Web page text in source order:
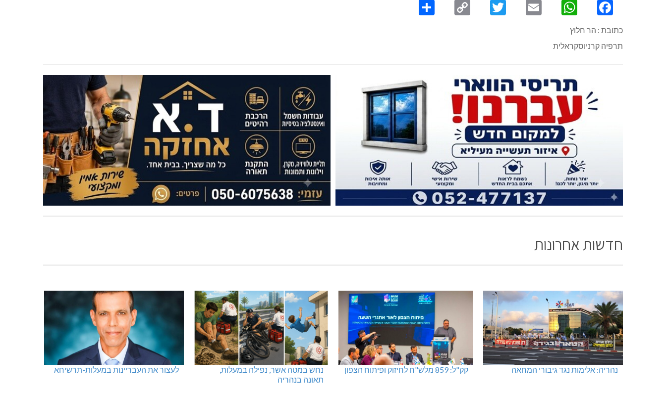
Facebook
WhatsApp
Email
Twitter
Copy
כתובת : הר חלוץ
תרפיה קרניוסקראלית
חדשות אחרונות
נהריה: אלימות נגד גיבורי המחאה קק"ל: 859 מלש"ח לחיזוק ופיתוח הצפון
נחש במטה אשר, נפילה במעלות,
תאונה בנהריה
לעצור את העבריינות במעלות-תרשיחא